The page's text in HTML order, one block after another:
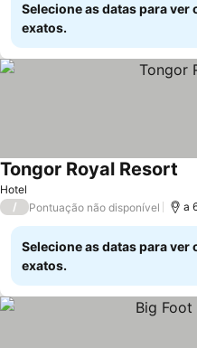
Selecione as datas para ver
exatos.
Hotel
Tongor Royal Resort
/ Pontuação não disponível a
Selecione as datas para ver
exatos.